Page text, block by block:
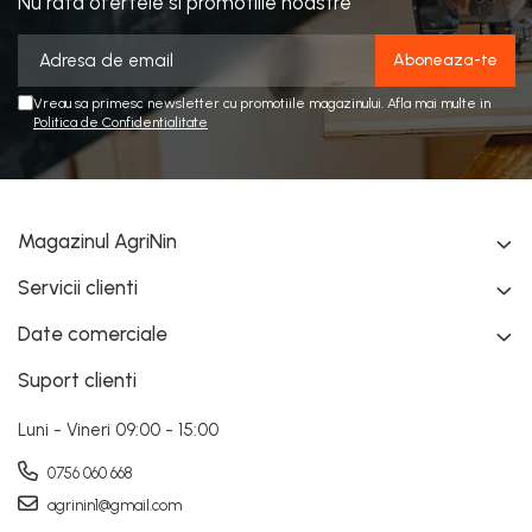
Vreau sa primesc newsletter cu promotiile magazinului. Afla mai multe in
Politica de Confidentialitate
Magazinul AgriNin
Servicii clienti
Date comerciale
Suport clienti
Luni - Vineri 09:00 - 15:00
0756 060 668
agrinin1@gmail.com